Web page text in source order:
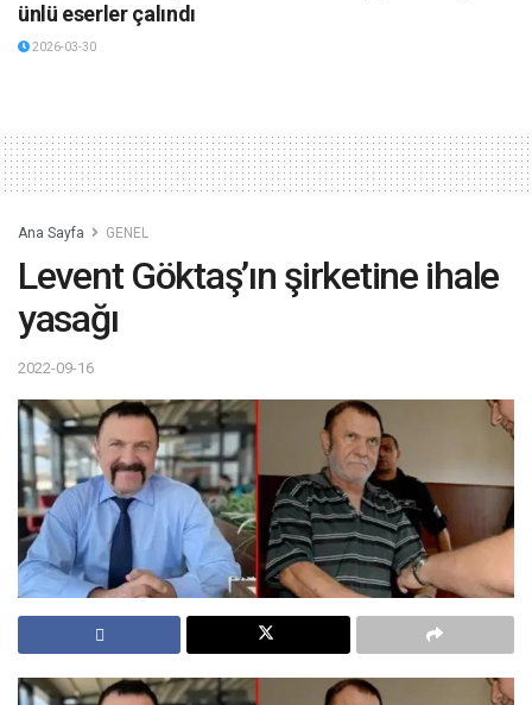
ünlü eserler çalındı
2026-03-30
Ana Sayfa GENEL
Levent Göktaş’ın şirketine ihale
yasağı
2022-09-16